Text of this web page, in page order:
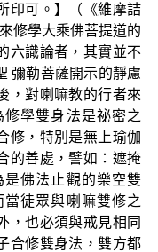
印可。】（《維摩詰
修學大乘佛菩提道的
六識論者，其實並不
彌勒菩薩開示的靜慮
，對喇嘛教的行者來
學雙身法是祕密之
修，特別是無上瑜伽
的善處，譬如：遮掩
佛法止觀的樂空雙
徒眾與喇嘛雙修之
，也必須與戒見相同
合修雙身法，雙方都